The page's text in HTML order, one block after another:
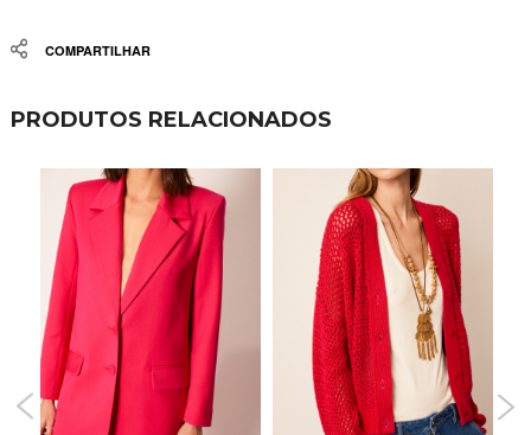
Share
PRODUTOS RELACIONADOS